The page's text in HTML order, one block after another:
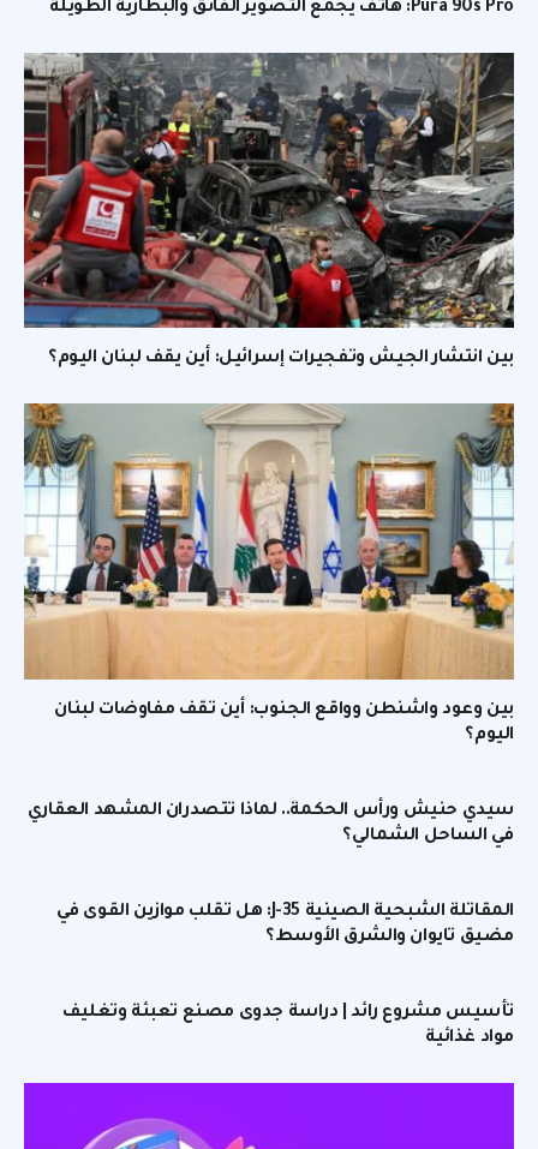
Pura 90s Pro: هاتف يجمع التصوير الفائق والبطارية الطويلة
بين انتشار الجيش وتفجيرات إسرائيل: أين يقف لبنان اليوم؟
بين وعود واشنطن وواقع الجنوب: أين تقف مفاوضات لبنان
اليوم؟
سيدي حنيش ورأس الحكمة.. لماذا تتصدران المشهد العقاري
في الساحل الشمالي؟
المقاتلة الشبحية الصينية J-35: هل تقلب موازين القوى في
مضيق تايوان والشرق الأوسط؟
تأسيس مشروع رائد | دراسة جدوى مصنع تعبئة وتغليف
مواد غذائية